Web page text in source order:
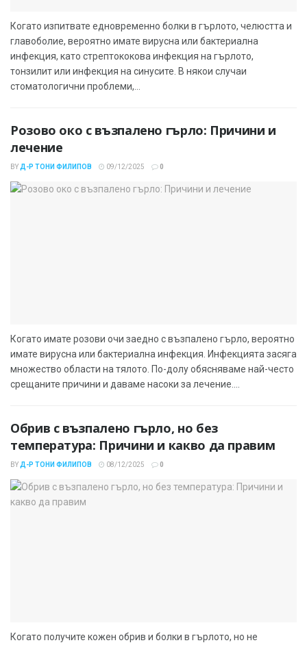
Когато изпитвате едновременно болки в гърлото, челюстта и
главоболие, вероятно имате вирусна или бактериална
инфекция, като стрептококова инфекция на гърлото,
тонзилит или инфекция на синусите. В някои случаи
стоматологични проблеми,...
Розово око с възпалено гърло: Причини и
лечение
BY Д-Р ТОНИ ФИЛИПОВ 09/12/2025 0
Когато имате розови очи заедно с възпалено гърло, вероятно
имате вирусна или бактериална инфекция. Инфекцията засяга
множество области на тялото. По-долу обясняваме най-често
срещаните причини и даваме насоки за лечение....
Обрив с възпалено гърло, но без
температура: Причини и какво да правим
BY Д-Р ТОНИ ФИЛИПОВ 08/12/2025 0
Когато получите кожен обрив и болки в гърлото, но не